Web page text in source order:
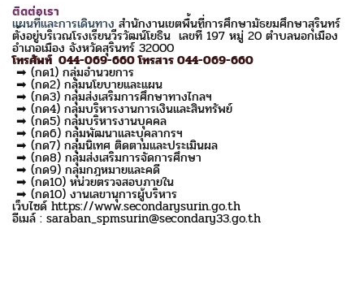
ติดต่อเรา
แผนที่และการเดินทาง สำนักงานเขตพื้นที่การศึกษามัธยมศึกษาสุรินทร์
ตั้งอยู่บริเวณโรงเรียนวีรวัฒน์โยธิน เลขที่ 197 หมู่ 20 ตำบลนอกเมือง
อำเภอเมือง จังหวัดสุรินทร์ 32000
โทรศัพท์ 044-069-660 โทรสาร 044-069-660
➡ (กด1) กลุ่มอำนวยการ
➡ (กด2) กลุ่มนโยบายและแผน
➡ (กด3) กลุ่มส่งเสริมการศึกษาทางไกลฯ
➡ (กด4) กลุ่มบริหารงานการเงินและสินทรัพย์
➡ (กด5) กลุ่มบริหารงานบุคคล
➡ (กด6) กลุ่มพัฒนาและบุคลากรฯ
➡ (กด7) กลุ่มนิเทศ ติดตามและประเมินผล
➡ (กด8) กลุ่มส่งเสริมการจัดการศึกษา
➡ (กด9) กลุ่มกฎหมายและคดี
➡ (กด10) หน่วยตรวจสอบภายใน
➡ (กด10) งานเลขานุการผู้บริหาร
เว็บไซด์ https://www.secondarysurin.go.th
อีเมล์ : saraban_spmsurin@secondary33.go.th